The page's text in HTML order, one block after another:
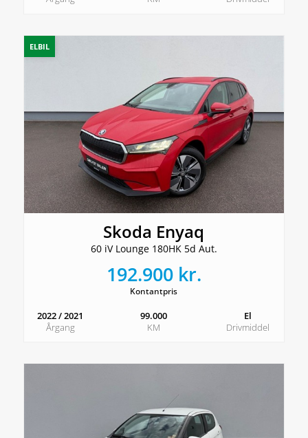
ELBIL
Skoda Enyaq
60 iV Lounge 180HK 5d Aut.
192.900 kr.
Kontantpris
2022 / 2021
Årgang
99.000
KM
El
Drivmiddel